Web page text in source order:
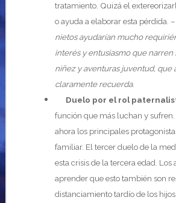
tratamiento. Quizá el
o ayuda a elaborar esta pérdida. –
nietos ayudarían mucho
interés y entusiasmo que narren
niñez y aventuras juventud, que
claramente recuerda.
Duelo por el rol
función que más luchan y sufren.
ahora los principales
familiar. El tercer duelo de la
esta crisis de la tercera edad. Los
aprender que esto también son
distanciamiento tardío de los hijos.